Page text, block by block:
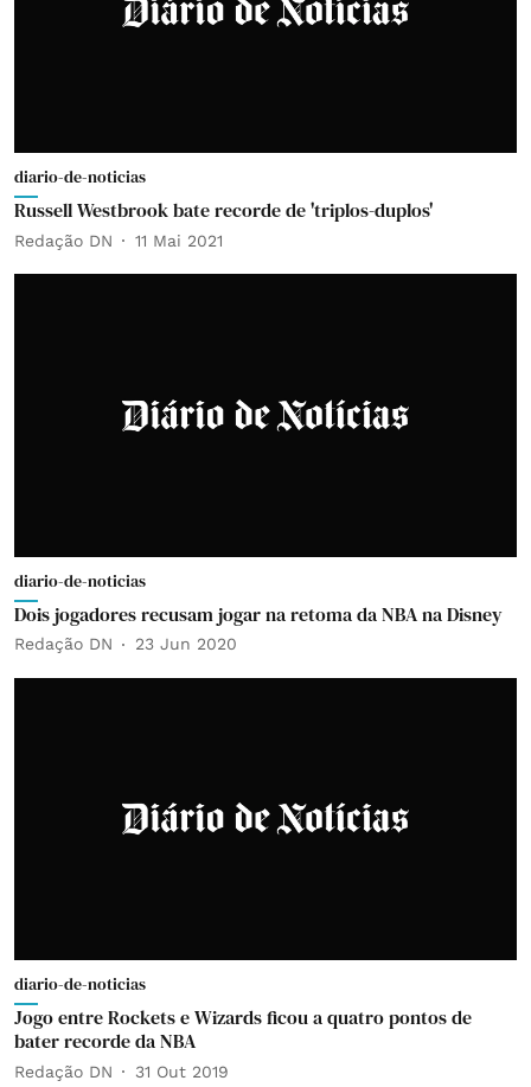
diario-de-noticias
Russell Westbrook bate recorde de 'triplos-duplos'
Redação DN 11 Mai 2021
diario-de-noticias
Dois jogadores recusam jogar na retoma da NBA na Disney
Redação DN 23 Jun 2020
diario-de-noticias
Jogo entre Rockets e Wizards ficou a quatro pontos de
bater recorde da NBA
Redação DN 31 Out 2019